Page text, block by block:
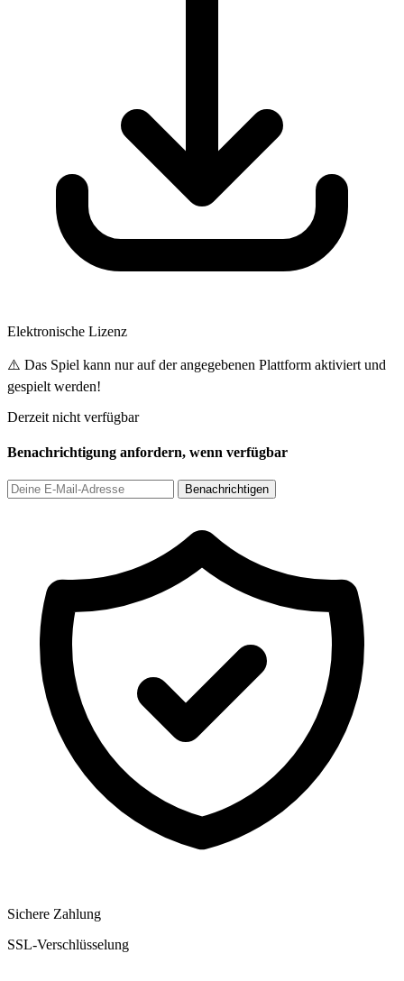
Elektronische Lizenz
⚠️ Das Spiel kann nur auf der angegebenen Plattform aktiviert und
gespielt werden!
Derzeit nicht verfügbar
Benachrichtigung anfordern, wenn verfügbar
Benachrichtigen
Sichere Zahlung
SSL-Verschlüsselung